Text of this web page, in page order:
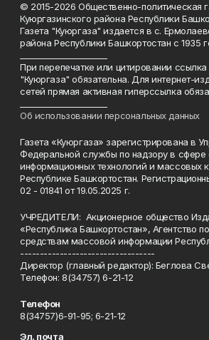
© 2015-2026 Общественно-политическая
Куюргазинского района Республики
Газета "Куюргаза" издается в с.
района Республики Башкортостан с 1935
При перепечатке или цитировании ссылка
"Куюргаза" обязательна. Для интернет-
сетей прямая активная гиперссылка
Об использовании персональных данных
Газета «Куюргаза» зарегистрирована в
Федеральной службы по надзору в сфере
информационных технологий и массовых
Республике Башкортостан.
02 - 01841 от 19.05.2025 г.
УЧРЕДИТЕЛИ: Акционерное общество
«Республика Башкортостан», Агентство
средствам массовой информации
----------------------------------
Директор (главный редактор): Беглова
Телефон: 8(34757) 6-21-12
Телефон
8(34757)6-91-95; 6-21-12
Эл. почта